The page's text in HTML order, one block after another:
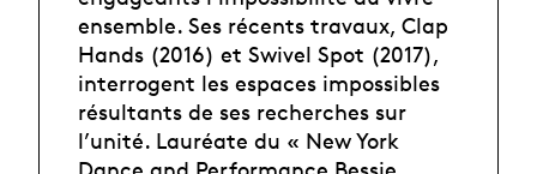
ensemble. Ses récents travaux, Clap
Hands (2016) et Swivel Spot (2017),
interrogent les espaces impossibles
résultants de ses recherches sur
l’unité. Lauréate du « New York